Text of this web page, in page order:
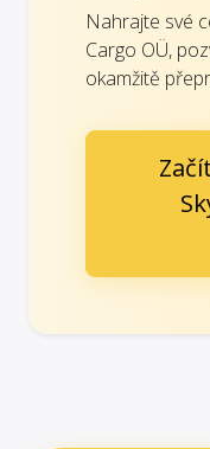
Nahrajte své
Cargo OÜ,
okamžitě